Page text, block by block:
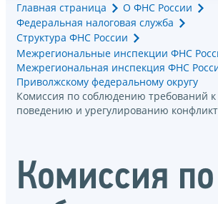
Главная страница
О ФНС России
Федеральная налоговая служба
Структура ФНС России
Межрегиональные инспекции ФНС
Межрегиональная инспекция ФНС
Приволжскому федеральному округу
Комиссия по соблюдению требований
поведению и урегулированию
Комиссия по